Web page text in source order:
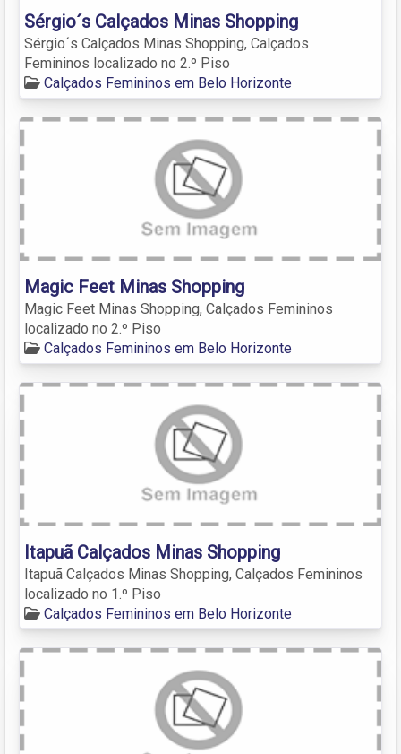
Sérgio´s Calçados Minas Shopping
Sérgio´s Calçados Minas Shopping, Calçados
Femininos localizado no 2.º Piso
Calçados Femininos em Belo Horizonte
Magic Feet Minas Shopping
Magic Feet Minas Shopping, Calçados Femininos
localizado no 2.º Piso
Calçados Femininos em Belo Horizonte
Itapuã Calçados Minas Shopping
Itapuã Calçados Minas Shopping, Calçados Femininos
localizado no 1.º Piso
Calçados Femininos em Belo Horizonte